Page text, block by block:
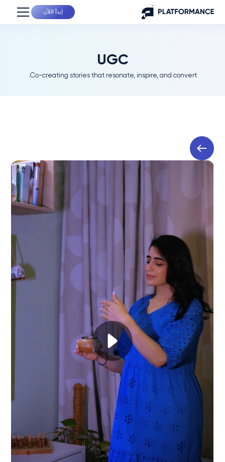
إبدأ اللآن
UGC
Co-creating stories that resonate, inspire, and convert.